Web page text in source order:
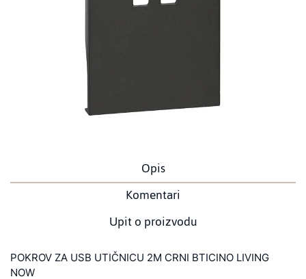
Opis
Komentari
Upit o proizvodu
POKROV ZA USB UTIČNICU 2M CRNI BTICINO LIVING
NOW